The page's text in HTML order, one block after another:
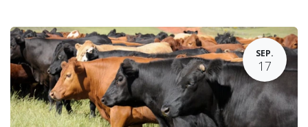
SEP.
17